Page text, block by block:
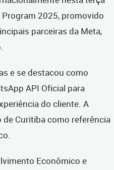
2025, promovido
parceiras da Meta,
e se destacou como
API Oficial para
do cliente. A
Curitiba como referência
Econômico e